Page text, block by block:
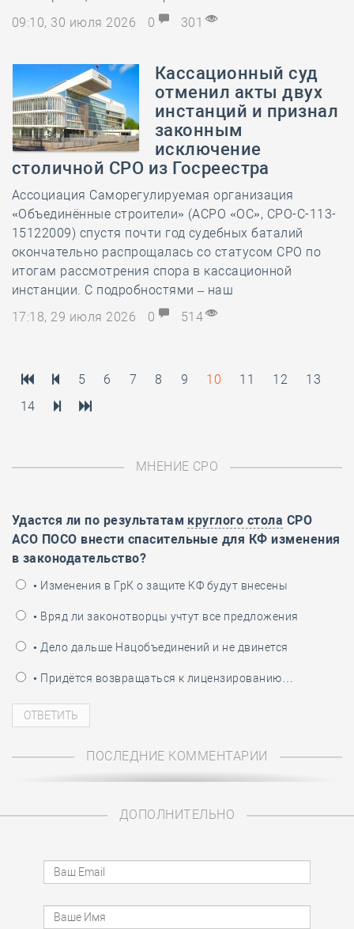
09:10, 30 июля 2026
0 301
Кассационный суд
отменил акты двух
инстанций и признал
законным
исключение
столичной СРО из Госреестра
Ассоциация Саморегулируемая организация
«Объединённые строители» (АСРО «ОС», СРО-С-113-
15122009) спустя почти год судебных баталий
окончательно распрощалась со статусом СРО по
итогам рассмотрения спора в кассационной
инстанции. С подробностями – наш
17:18, 29 июля 2026
0 514
5 6 7 8 9 10 11 12
13
14
МНЕНИЕ СРО
Удастся ли по результатам круглого стола СРО
АСО ПОСО внести спасительные для КФ изменения
в законодательство?
• Изменения в ГрК о защите КФ будут внесены
• Вряд ли законотворцы учтут все предложения
• Дело дальше Нацобъединений и не двинется
• Придётся возвращаться к лицензированию…
ПОСЛЕДНИЕ КОММЕНТАРИИ
ДОПОЛНИТЕЛЬНО